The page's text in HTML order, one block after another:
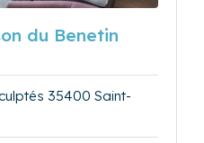
du Benetin
35400 Saint-